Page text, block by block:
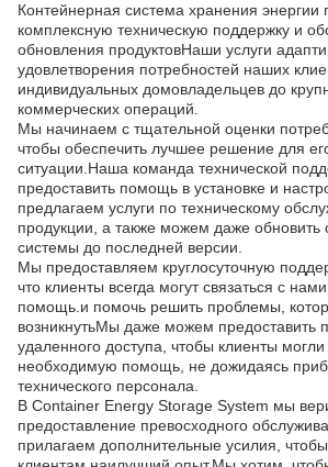
Контейнерная система хранения энергии
комплексную техническую поддержку и
обновления продуктовНаши услуги
удовлетворения потребностей наших
индивидуальных домовладельцев до
коммерческих операций.
Мы начинаем с тщательной оценки
чтобы обеспечить лучшее решение для
ситуации.Наша команда технической
предоставить помощь в установке и
предлагаем услуги по техническому
продукции, а также можем даже
системы до последней версии.
Мы предоставляем круглосуточную
что клиенты всегда могут связаться с
помощь.и помочь решить проблемы,
возникнутьМы даже можем предоставить
удаленного доступа, чтобы клиенты могли
необходимую помощь, не дожидаясь
технического персонала.
В Container Energy Storage System мы
предоставление превосходного
прилагаем дополнительные усилия,